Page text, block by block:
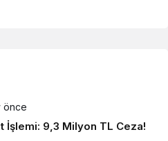
önce
İşlemi: 9,3 Milyon TL Ceza!